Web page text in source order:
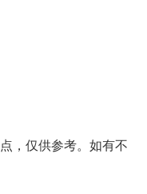
，仅供参考。如有不